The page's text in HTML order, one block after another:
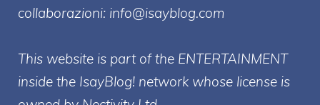
collaborazioni: info@isayblog.com
This website is part of the ENTERTAINMENT
inside the IsayBlog! network whose license is